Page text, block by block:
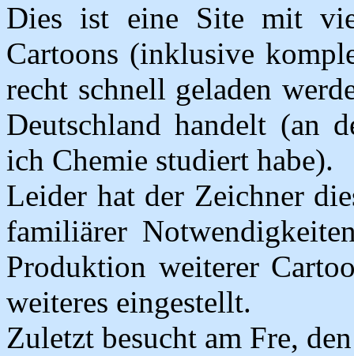
Dies ist eine Site mit
Cartoons (inklusive
recht schnell geladen
Deutschland handelt (an
ich Chemie studiert habe).
Leider hat der Zeichner
familiärer
Produktion weiterer
weiteres eingestellt.
Zuletzt besucht am Fre,